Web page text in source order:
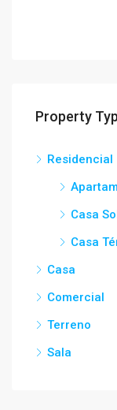
Property
Residencial
Casa
Casa
Casa
Comercial
Terreno
Sala